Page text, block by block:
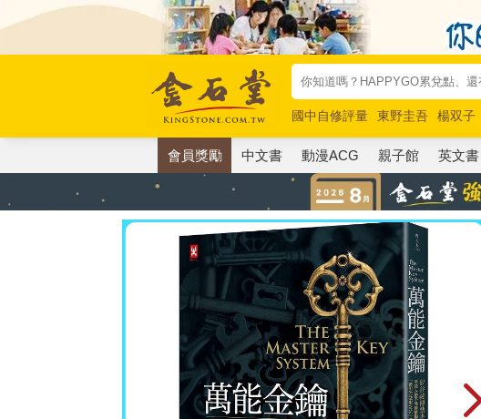
國中自修評量 東野圭吾 楊双子
唯紅花綻放
奧德賽 路邊攤新作
會員獎勵 中文書 動漫ACG 親子館 英文書